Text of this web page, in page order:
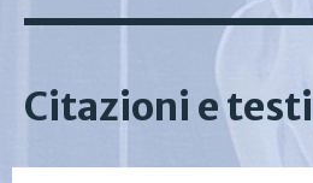
Citazioni e